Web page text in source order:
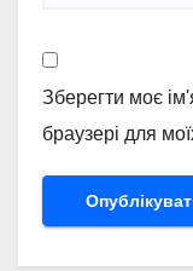
Зберегти моє
браузері для